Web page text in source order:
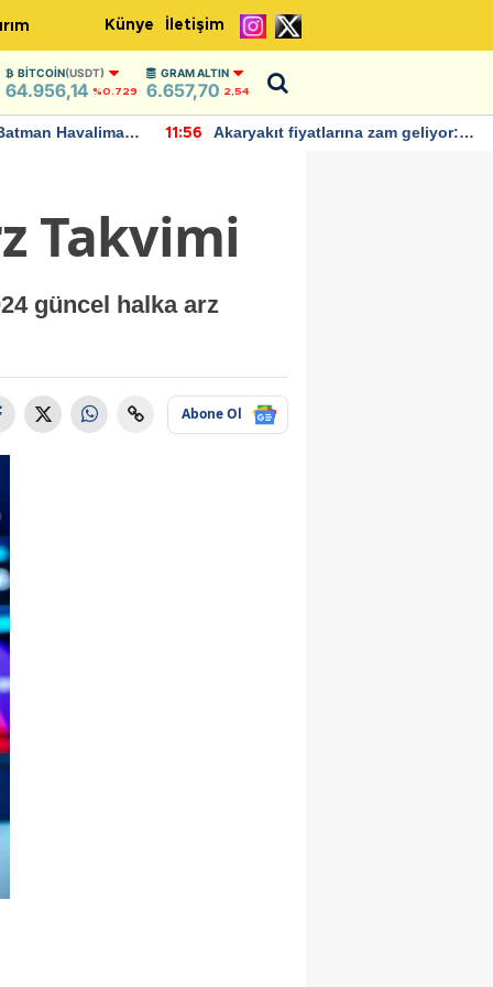
Künye İletişim
BITCOIN(USDT)
64.956,14 %0.729
GRAM ALTIN
6.657,70 2,54
Havalimanı
11:56
Akaryakıt fiyatlarına zam geliyor:
Takvimi
güncel halka arz
Abone Ol